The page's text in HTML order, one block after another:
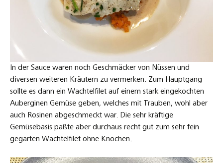
In der Sauce waren noch Geschmäcker von Nüssen und
diversen weiteren Kräutern zu vermerken. Zum Hauptgang
sollte es dann ein Wachtelfilet auf einem stark eingekochten
Auberginen Gemüse geben, welches mit Trauben, wohl aber
auch Rosinen abgeschmeckt war. Die sehr kräftige
Gemüsebasis paßte aber durchaus recht gut zum sehr fein
gegarten Wachtelfilet ohne Knochen.